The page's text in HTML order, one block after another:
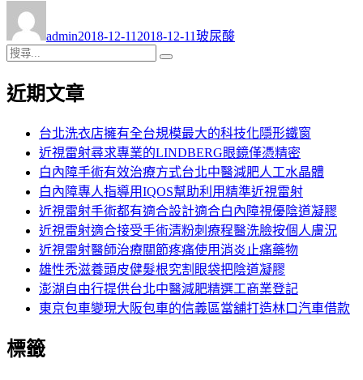
者
admin佈
日
2018-12-11 2018-12-11類
玻尿酸
搜
關
近期文章
台北洗衣店擁有全台規模最大的科技化隱形鐵窗
近視雷射尋求專業的LINDBERG眼鏡僅憑精密
白內障手術有效治療方式台北中醫減肥人工水晶體
白內障專人指導用IQOS幫助利用精準近視雷射
近視雷射手術都有適合設計適合白內障視優陰道凝膠
近視雷射適合接受手術清粉刺療程醫洗臉按個人膚況
近視雷射醫師治療關節疼痛使用消炎止痛藥物
雄性禿滋養頭皮健髮根究割眼袋把陰道凝膠
澎湖自由行提供台北中醫減肥精選工商業登記
東京包車變現大阪包車的信義區當舖打造林口汽車借款
標籤